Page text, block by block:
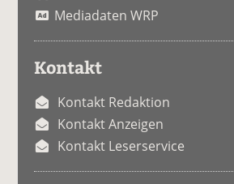
Mediadaten WRP
Kontakt
Kontakt Redaktion
Kontakt Anzeigen
Kontakt Leserservice